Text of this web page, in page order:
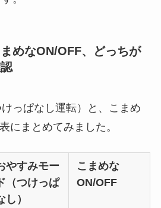
めなON/OFF、どっちが
っぱなし運転）と、こまめ
にまとめてみました。
やすみモー
ド（つけっぱ
し）
こまめな
ON/OFF